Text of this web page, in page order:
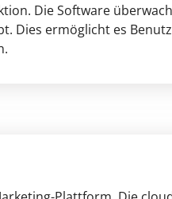
Die Software
Dies ermöglicht es